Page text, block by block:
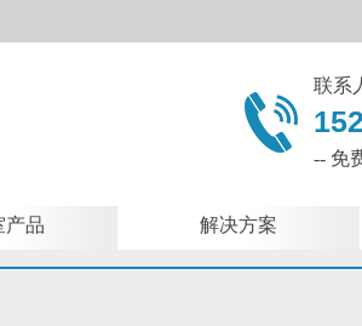
联系
-- 免
产品 解决方案